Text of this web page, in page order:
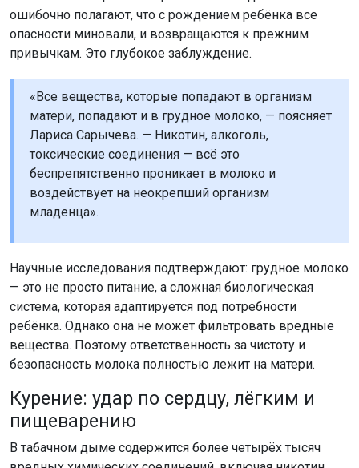
матери, попадают и в грудное молоко, — поясняет
Лариса Сарычева. — Никотин, алкоголь,
токсические соединения — всё это
беспрепятственно проникает в молоко и
воздействует на неокрепший организм
младенца».
Научные исследования подтверждают: грудное молоко
— это не просто питание, а сложная биологическая
система, которая адаптируется под потребности
безопасность молока полностью лежит на матери.
Курение: удар по сердцу, лёгким и
пищеварению
В табачном дыме содержится более четырёх тысяч
вредных химических соединений, включая никотин,
смолы, тяжёлые металлы и канцерогены. Никотин,
попадая в организм ребёнка с молоком, в первую
очередь вызывает спазм сосудов и учащение
сердцебиения.